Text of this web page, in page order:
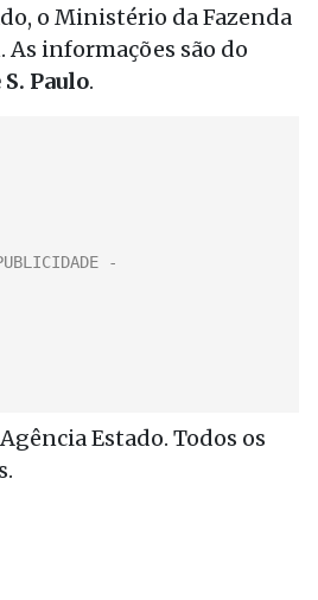
o Ministério da Fazenda
As informações são do
Paulo.
Estado. Todos os